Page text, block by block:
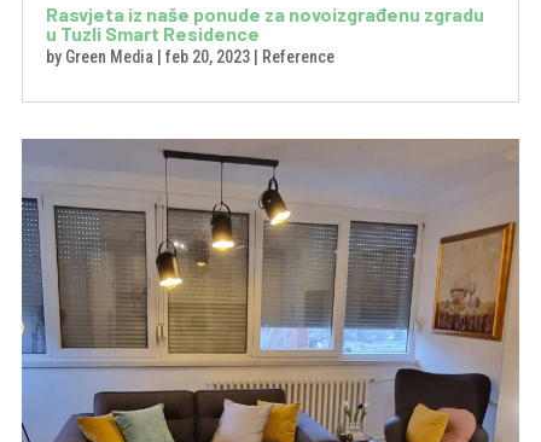
Rasvjeta iz naše ponude za novoizgrađenu zgradu
u Tuzli Smart Residence
by Green Media feb 20, 2023| Reference